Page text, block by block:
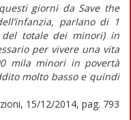
giorni da Save the
parlano di 1
del totale dei minori) in
per vivere una vita
mila minori in povertà
molto basso e quindi
15/12/2014, pag. 793